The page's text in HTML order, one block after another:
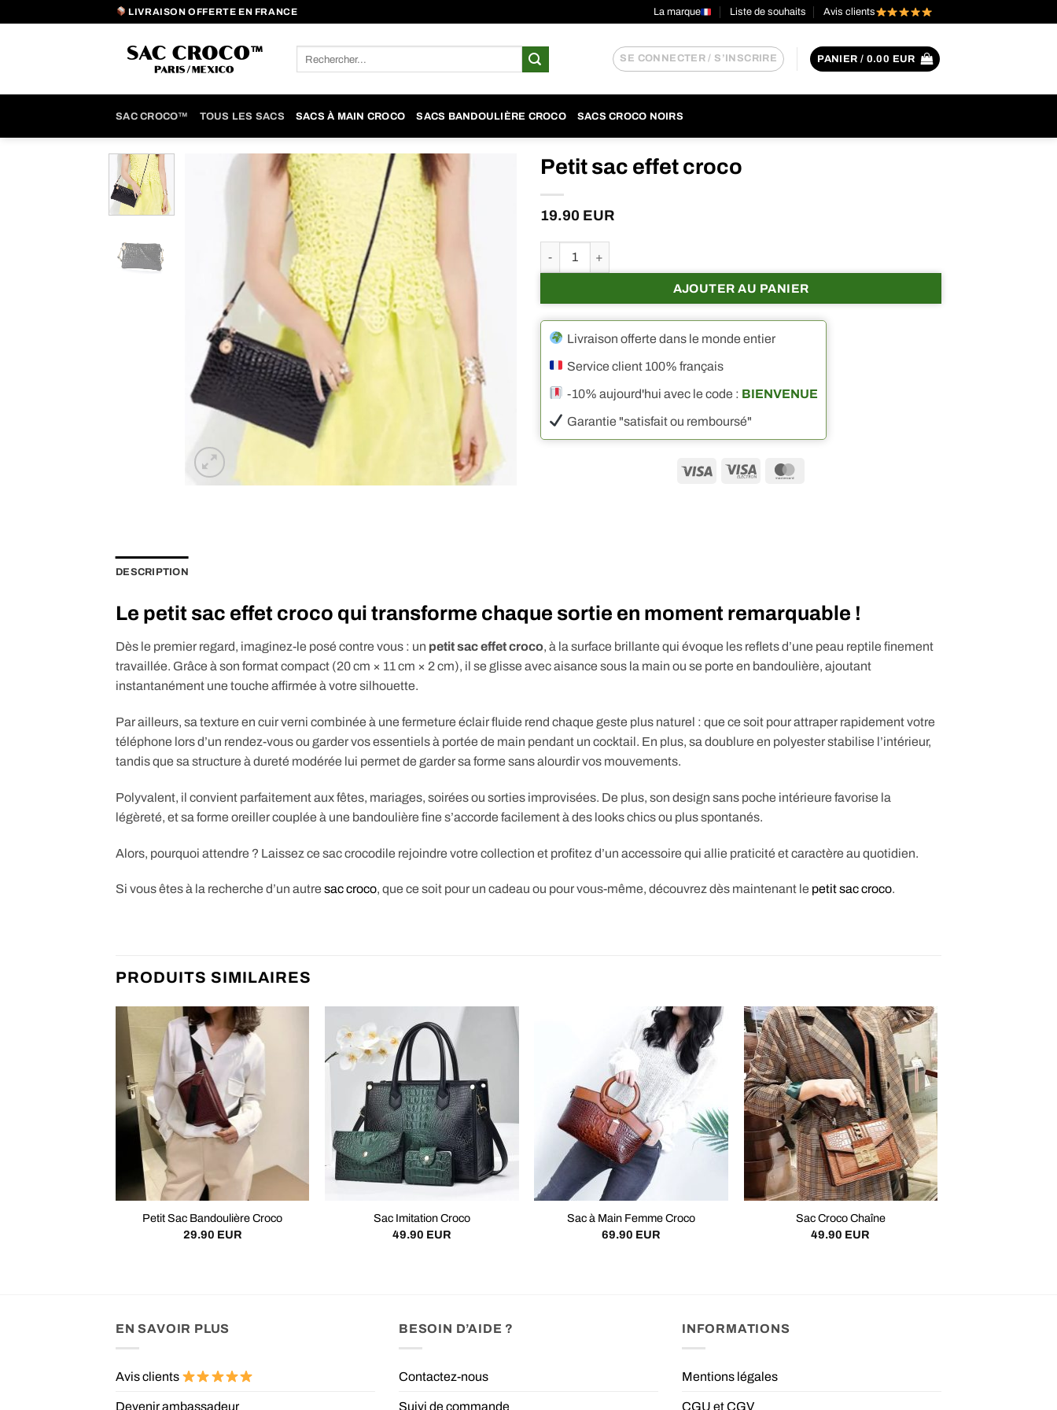
LIVRAISON OFFERTE EN FRANCE La marque Liste de souhaits Avis clients
SE CONNECTER / S’INSCRIRE PANIER / 0.00 EUR
SAC CROCO™ TOUS LES SACS SACS À MAIN CROCO SACS BANDOULIÈRE CROCO SACS CROCO NOIRS
Petit sac effet croco
19.90 EUR
AJOUTER AU PANIER
Livraison offerte dans le monde entier
Service client 100% français
-10% aujourd'hui avec le code : BIENVENUE
Garantie "satisfait ou remboursé"
Visa
Visa
DESCRIPTION
Le petit sac effet croco qui transforme chaque sortie en moment remarquable !
Dès le premier regard, imaginez-le posé contre vous : un petit sac effet croco, à la surface brillante qui évoque les reflets d’une peau reptile finement
travaillée. Grâce à son format compact (20 cm × 11 cm × 2 cm), il se glisse avec aisance sous la main ou se porte en bandoulière, ajoutant
instantanément une touche affirmée à votre silhouette.
Par ailleurs, sa texture en cuir verni combinée à une fermeture éclair fluide rend chaque geste plus naturel : que ce soit pour attraper rapidement votre
téléphone lors d’un rendez-vous ou garder vos essentiels à portée de main pendant un cocktail. En plus, sa doublure en polyester stabilise l’intérieur,
tandis que sa structure à dureté modérée lui permet de garder sa forme sans alourdir vos mouvements.
Polyvalent, il convient parfaitement aux fêtes, mariages, soirées ou sorties improvisées. De plus, son design sans poche intérieure favorise la
légèreté, et sa forme oreiller couplée à une bandoulière fine s’accorde facilement à des looks chics ou plus spontanés.
Alors, pourquoi attendre ? Laissez ce sac crocodile rejoindre votre collection et profitez d’un accessoire qui allie praticité et caractère au quotidien.
Si vous êtes à la recherche d’un autre sac croco, que ce soit pour un cadeau ou pour vous-même, découvrez dès maintenant le petit sac croco.
PRODUITS SIMILAIRES
Petit Sac Bandoulière Croco
29.90 EUR
Sac Imitation Croco
49.90 EUR
Sac à Main Femme Croco
69.90 EUR
Sac Croco Chaîne
49.90 EUR
EN SAVOIR PLUS
Avis clients
Devenir ambassadeur
BESOIN D’AIDE ?
Contactez-nous
Suivi de commande
INFORMATIONS
Mentions légales
CGU et CGV